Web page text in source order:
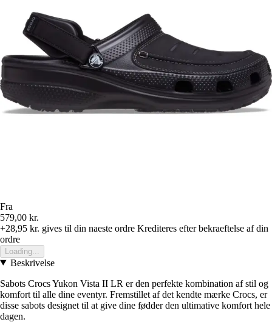
Fra
579,00 kr.
+28,95 kr. gives til din naeste ordre Krediteres efter bekraeftelse af din
ordre
Loading...
Beskrivelse
Sabots Crocs Yukon Vista II LR er den perfekte kombination af stil og
komfort til alle dine eventyr. Fremstillet af det kendte mærke Crocs, er
disse sabots designet til at give dine fødder den ultimative komfort hele
dagen.